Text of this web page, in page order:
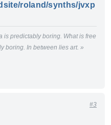
roland/synths/jvxp
is predictably boring. What is free
boring. In between lies art. »
#3